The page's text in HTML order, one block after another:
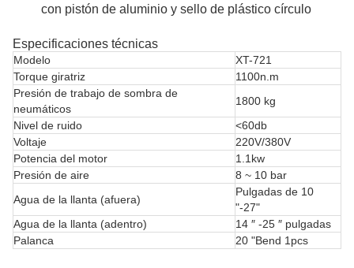
con pistón de aluminio y sello de plástico círculo
Especificaciones técnicas
Modelo
XT-721
Torque giratriz
1100n.m
Presión de trabajo de sombra de
neumáticos
1800 kg
Nivel de ruido
<60db
Voltaje
220V/380V
Potencia del motor
1.1kw
Presión de aire
8 ~ 10 bar
Agua de la llanta (afuera)
Pulgadas de 10
"-27"
Agua de la llanta (adentro)
14 ″ -25 ″ pulgadas
Palanca
20 "Bend 1pcs